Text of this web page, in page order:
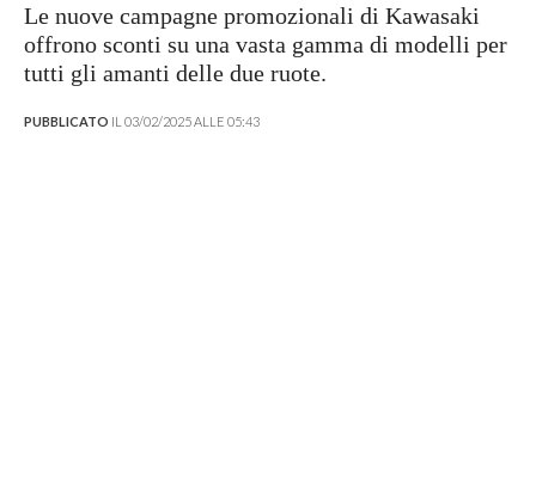
Le nuove campagne promozionali di Kawasaki
offrono sconti su una vasta gamma di modelli per
tutti gli amanti delle due ruote.
PUBBLICATO IL 03/02/2025 ALLE 05:43